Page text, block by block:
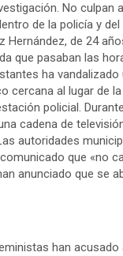
No culpan
de la policía y del
Hernández, de 24
que pasaban las
ha vandalizado
cercana al lugar de
policial.
cadena de
autoridades
que «no
anunciado que se
han acusado